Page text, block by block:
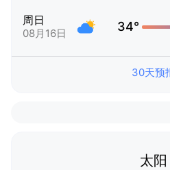
周日
08月16日 34°
30天预
太阳